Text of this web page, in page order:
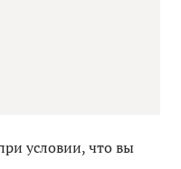
условии, что вы